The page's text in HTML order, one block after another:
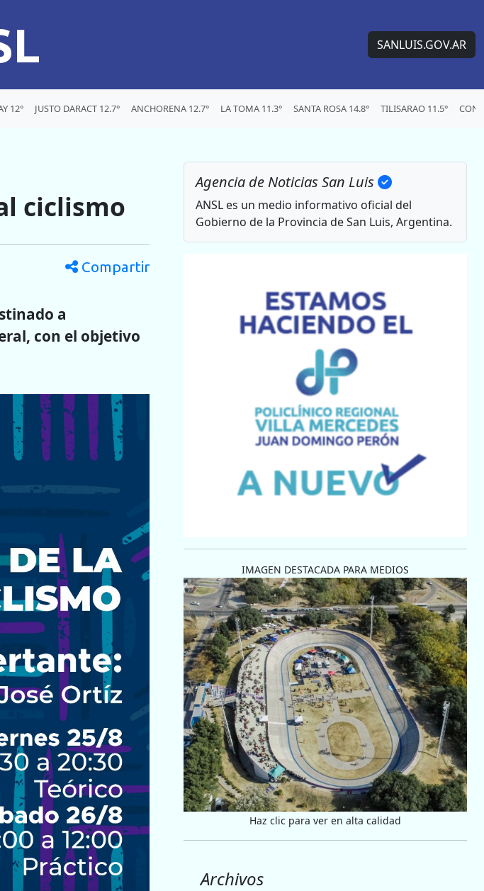
SANLUIS.GOV.AR
12° JUSTO DARACT 12.7° ANCHORENA 12.7° LA TOMA 11.3° SANTA ROSA 14.8° TILISARAO 11.5°
ciclismo
Compartir
a
con el objetivo
Agencia de Noticias San Luis
ANSL es un medio informativo oficial del
Gobierno de la Provincia de San Luis, Argentina.
IMAGEN DESTACADA PARA MEDIOS
Haz clic para ver en alta calidad
Archivos